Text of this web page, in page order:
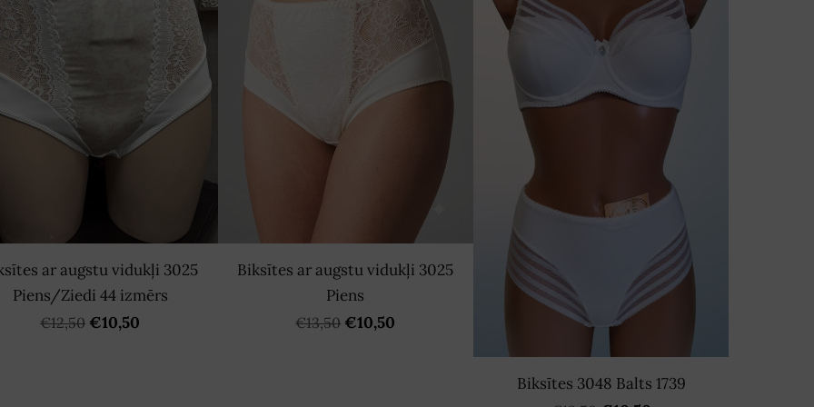
ar augstu vidukļi 3025
Piens/Ziedi 44 izmērs
€12,50 €10,50
Biksītes ar augstu vidukļi 3025
Piens
€13,50 €10,50
Biksītes 3048 Balts 1739